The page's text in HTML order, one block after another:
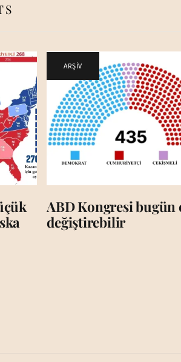
ARŞİV
ABD Kongresi bugün
değiştirebilir